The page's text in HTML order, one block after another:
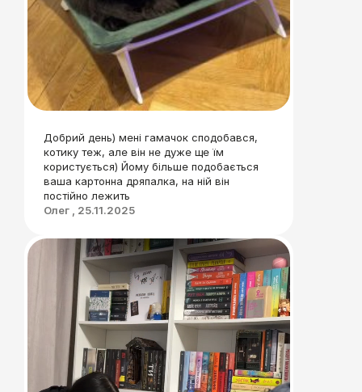
Добрий день) мені гамачок сподобався,
котику теж, але він не дуже ще їм
користується) Йому більше подобається
ваша картонна дряпалка, на ній він
постійно лежить
Олег , 25.11.2025